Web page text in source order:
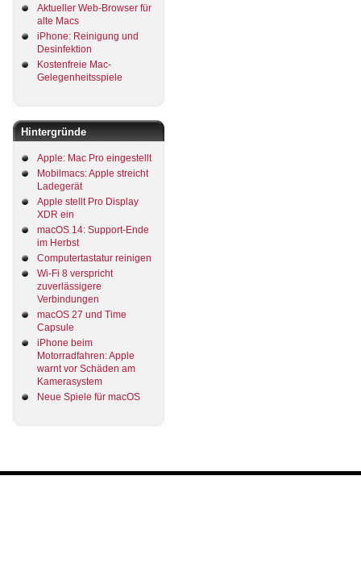
Aktueller Web-Browser für
alte Macs
iPhone: Reinigung und
Desinfektion
Kostenfreie Mac-
Gelegenheitsspiele
Hintergründe
Apple: Mac Pro eingestellt
Mobilmacs: Apple streicht
Ladegerät
Apple stellt Pro Display
XDR ein
macOS 14: Support-Ende
im Herbst
Computertastatur reinigen
Wi-Fi 8 verspricht
zuverlässigere
Verbindungen
macOS 27 und Time
Capsule
iPhone beim
Motorradfahren: Apple
warnt vor Schäden am
Kamerasystem
Neue Spiele für macOS